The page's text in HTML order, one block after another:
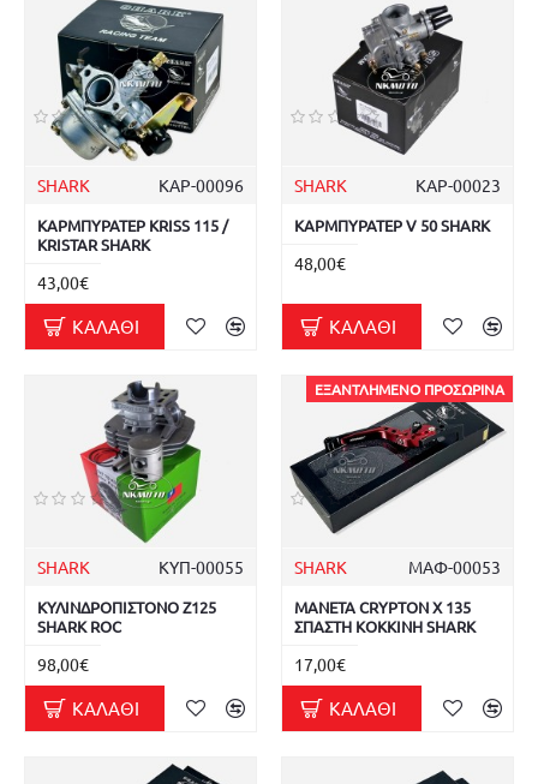
SHARK ΚΑΡ-00096
ΚΑΡΜΠΥΡΑΤΕΡ KRISS 115 /
KRISTAR SHARK
43,00€
ΚΑΛΆΘΙ
SHARK ΚΑΡ-00023
ΚΑΡΜΠΥΡΑΤΕΡ V 50 SHARK
48,00€
ΚΑΛΆΘΙ
SHARK ΚΥΠ-00055
ΚΥΛΙΝΔΡΟΠΙΣΤΟΝΟ Z125
SHARK ROC
98,00€
ΚΑΛΆΘΙ
ΕΞΑΝΤΛΗΜΈΝΟ ΠΡΟΣΩΡΙΝΆ
SHARK ΜΑΦ-00053
ΜΑΝΕΤΑ CRYPTON X 135
ΣΠΑΣΤΗ ΚΟΚΚΙΝΗ SHARK
17,00€
ΚΑΛΆΘΙ